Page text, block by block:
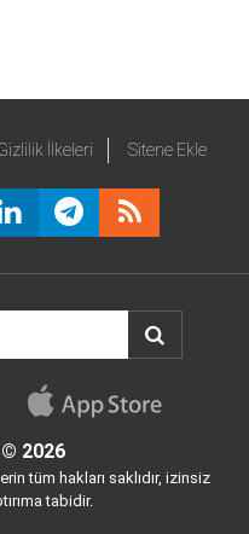
İlkeleri Sitene Ekle
© 2026
tüm hakları saklıdır, izinsiz
tabidir.